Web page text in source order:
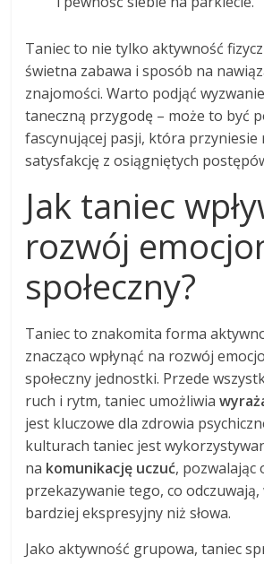
Taniec to nie tylko aktywność
świetna zabawa i sposób na
znajomości. Warto podjąć
taneczną przygodę – może to być
fascynującej pasji, która przyniesie
satysfakcję z osiągniętych
Jak taniec
rozwój
społeczny?
Taniec to znakomita forma
znacząco wpłynąć na rozwój
społeczny jednostki. Przede
ruch i rytm, taniec umożliwia
jest kluczowe dla zdrowia
kulturach taniec jest
na komunikację uczuć, pozwalając
przekazywanie tego, co
bardziej ekspresyjny niż słowa.
Jako aktywność grupowa, taniec